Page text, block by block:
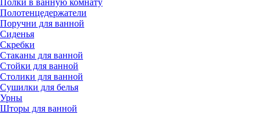
Полки в ванную комнату
Полотенцедержатели
Поручни для ванной
Сиденья
Скребки
Стаканы для ванной
Стойки для ванной
Столики для ванной
Сушилки для белья
Урны
Шторы для ванной